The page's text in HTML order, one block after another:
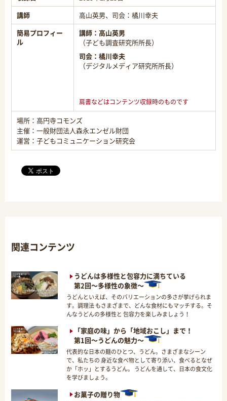
講師
高山英男、司会：橘川幸夫
簡易プロフィー
ル
講師： 高山英男
（子ども調査研究所所長）
司会： 橘川幸夫
（デジタルメディア研究所所長）
肩書などはコンテンツ収録時のものです
場所：高円寺コモンズ
主催：一般財団法人森永エンゼル財団
運営：子どもコミュニケーション研究会
関連コンテンツ
うどんは多様性と包容力に満ちている
第2回～多様性の象徴～
うどんといえば、そのバリエーションの多さが挙げられま
す。調理法 もさまざまで、どんな食材にもマッチする。そ
んなうどんの多様性と 包容力を楽しみましょう！
「家庭の味」から「地域おこし」まで！
第1回～うどんの魅力～
代表的な日本の麺のひとつ、うどん。さまざまなシーン
で、私たちの 身近な食べ物として寄り添い、食べるとなぜ
か「ホッ」とするうどん。 うどんを通して、日本の食文化
を学びましょう。
お菓子の贈り物